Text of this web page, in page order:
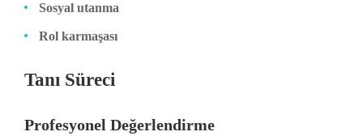
Sosyal utanma
Rol karmaşası
Tanı Süreci
Profesyonel Değerlendirme